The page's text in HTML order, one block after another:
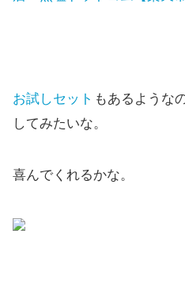
お試しセット もあるような
してみたいな。
喜んでくれるかな。